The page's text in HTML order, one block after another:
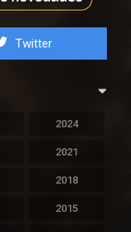
Twitter
2024
2021
2018
2015